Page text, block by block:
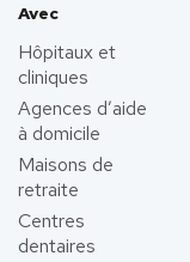
Avec
Hôpitaux et
cliniques
Agences d’aide
à domicile
Maisons de
retraite
Centres
dentaires